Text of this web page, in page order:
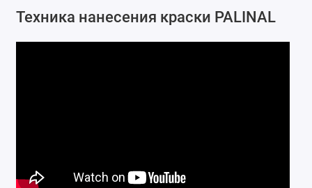
Техника нанесения краски PALINAL